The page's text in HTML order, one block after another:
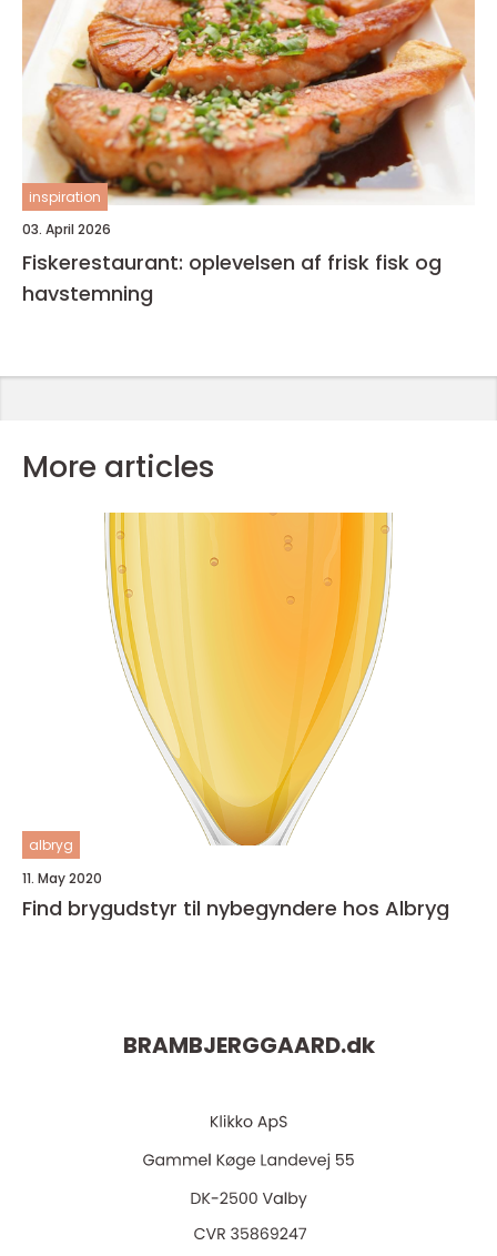
inspiration
03. April 2026
Fiskerestaurant: oplevelsen af frisk fisk og
havstemning
More articles
albryg
11. May 2020
Find brygudstyr til nybegyndere hos Albryg
BRAMBJERGGAARD.dk